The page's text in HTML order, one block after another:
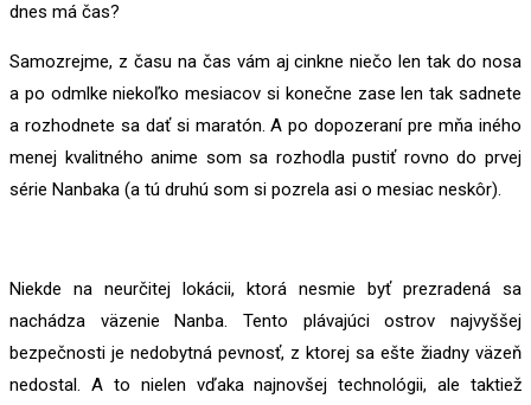
dnes má čas?
Samozrejme, z času na čas vám aj cinkne niečo len tak do nosa
a po odmlke niekoľko mesiacov si konečne zase len tak sadnete
a rozhodnete sa dať si maratón. A po dopozeraní pre mňa iného
menej kvalitného anime som sa rozhodla pustiť rovno do prvej
série Nanbaka (a tú druhú som si pozrela asi o mesiac neskôr).
Niekde na neurčitej lokácii, ktorá nesmie byť prezradená sa
nachádza väzenie Nanba. Tento plávajúci ostrov najvyššej
bezpečnosti je nedobytná pevnosť, z ktorej sa ešte žiadny väzeň
nedostal. A to nielen vďaka najnovšej technológii, ale taktiež